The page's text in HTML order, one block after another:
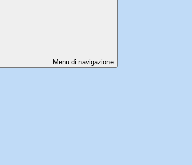
Menu di navigazione